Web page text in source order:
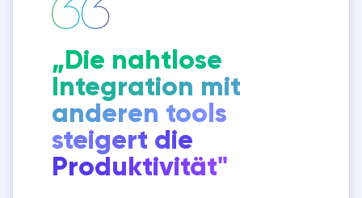
„Die nahtlose
Integration mit
anderen tools
steigert die
Produktivität"